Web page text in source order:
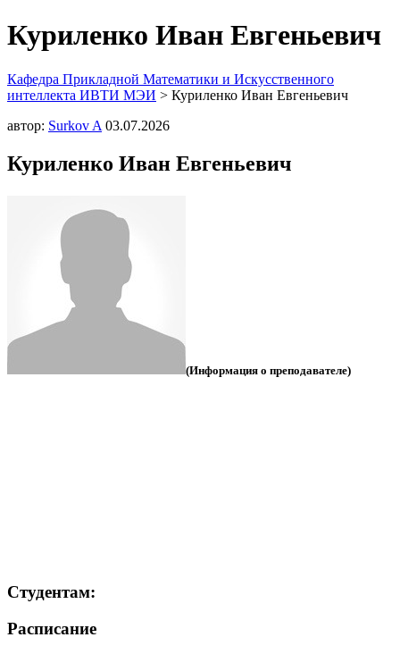
Куриленко Иван Евгеньевич
Кафедра Прикладной Математики и Искусственного
интеллекта ИВТИ МЭИ > Куриленко Иван Евгеньевич
автор: Surkov A 03.07.2026
Куриленко Иван Евгеньевич
(Информация о преподавателе)
Студентам:
Расписание